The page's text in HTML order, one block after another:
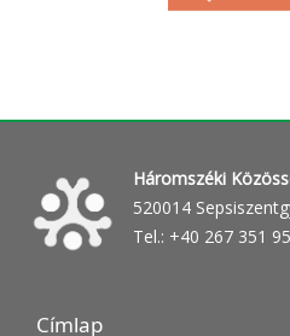
Háromszéki
520014
Tel.: +40 267 351
Címlap